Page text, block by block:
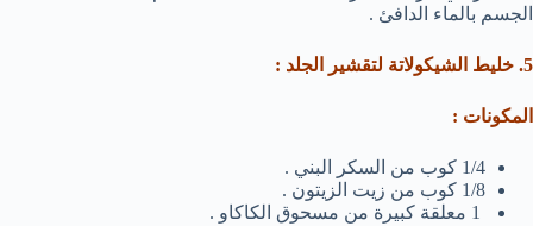
الجسم بالماء الدافئ .
5. خليط الشيكولاتة لتقشير الجلد :
المكونات :
1/4 كوب من السكر البني .
1/8 كوب من زيت الزيتون .